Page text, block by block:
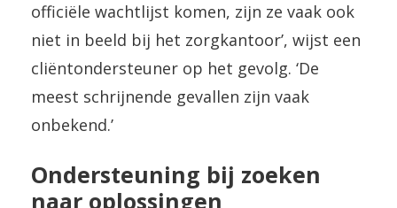
officiële wachtlijst komen, zijn ze vaak ook
niet in beeld bij het zorgkantoor’, wijst een
cliëntondersteuner op het gevolg. ‘De
meest schrijnende gevallen zijn vaak
onbekend.’
Ondersteuning bij zoeken
naar oplossingen